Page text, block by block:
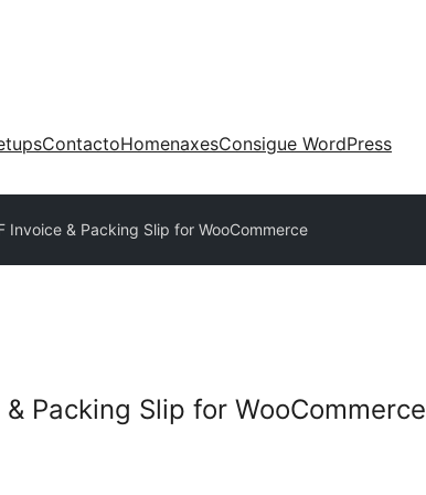
ContactoHomenaxesConsigue WordPress
Invoice & Packing Slip for WooCommerce
& Packing Slip for WooCommerce